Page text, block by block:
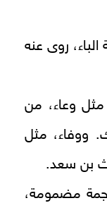
روى عنه
وعاء، من
ووفاء، مثل
بن سعد.
مضمومة،